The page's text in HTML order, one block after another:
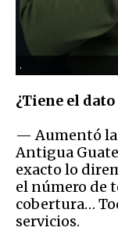
.
¿Tiene el
— Aumentó la
Antigua
exacto lo
el número de
cobertura…
servicios.